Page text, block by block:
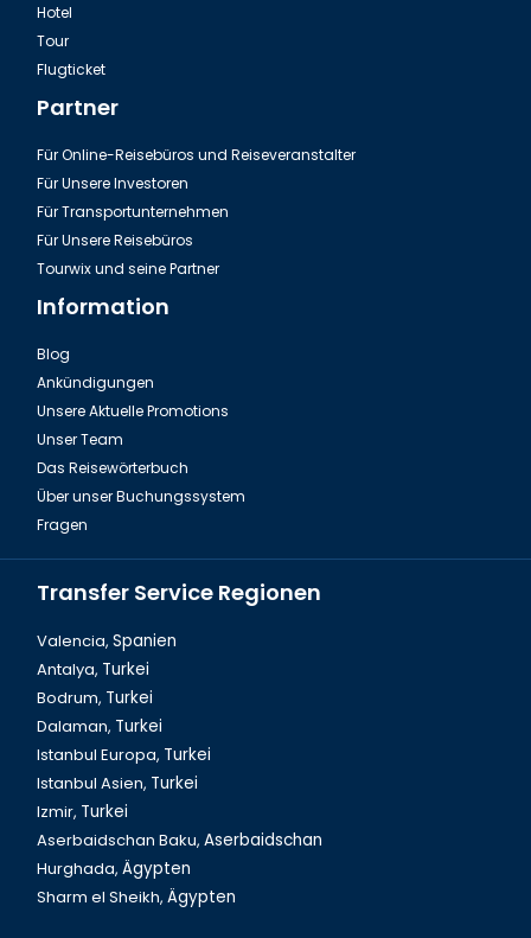
Hotel
Tour
Flugticket
Partner
Für Online-Reisebüros und Reiseveranstalter
Für Unsere Investoren
Für Transportunternehmen
Für Unsere Reisebüros
Tourwix und seine Partner
Information
Blog
Ankündigungen
Unsere Aktuelle Promotions
Unser Team
Das Reisewörterbuch
Über unser Buchungssystem
Fragen
Transfer Service Regionen
Valencia, Spanien
Antalya, Turkei
Bodrum, Turkei
Dalaman, Turkei
Istanbul Europa, Turkei
Istanbul Asien, Turkei
Izmir, Turkei
Aserbaidschan Baku, Aserbaidschan
Hurghada, Ägypten
Sharm el Sheikh, Ägypten